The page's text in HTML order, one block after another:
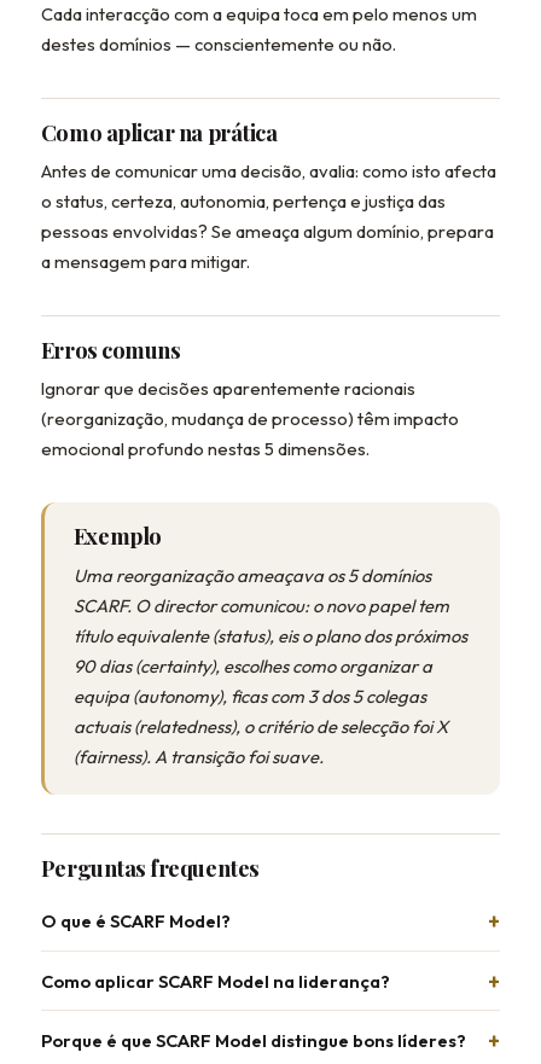
Cada interacção com a equipa toca em pelo menos um
destes domínios — conscientemente ou não.
Como aplicar na prática
Antes de comunicar uma decisão, avalia: como isto afecta
o status, certeza, autonomia, pertença e justiça das
pessoas envolvidas? Se ameaça algum domínio, prepara
a mensagem para mitigar.
Erros comuns
Ignorar que decisões aparentemente racionais
(reorganização, mudança de processo) têm impacto
emocional profundo nestas 5 dimensões.
Exemplo
Uma reorganização ameaçava os 5 domínios
SCARF. O director comunicou: o novo papel tem
título equivalente (status), eis o plano dos próximos
90 dias (certainty), escolhes como organizar a
equipa (autonomy), ficas com 3 dos 5 colegas
actuais (relatedness), o critério de selecção foi X
(fairness). A transição foi suave.
Perguntas frequentes
O que é SCARF Model?
Como aplicar SCARF Model na liderança?
Porque é que SCARF Model distingue bons líderes?